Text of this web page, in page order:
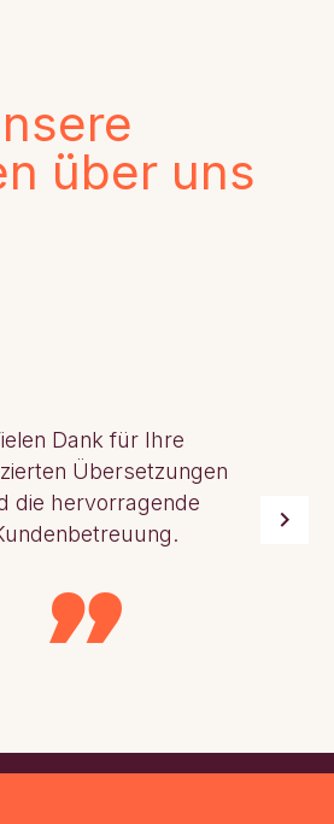
über uns
Dank für Ihre
Übersetzungen
die hervorragende